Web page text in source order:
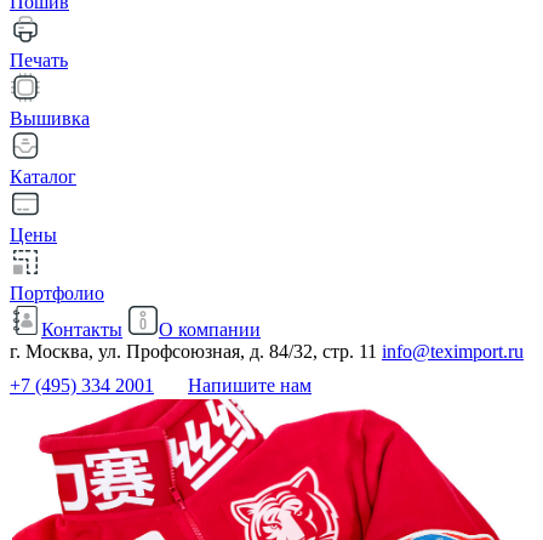
Печать
Вышивка
Каталог
Цены
Портфолио
Контакты
О компании
г. Москва, ул. Профсоюзная, д. 84/32, стр. 11 info@teximport.ru
+7 (495) 334 2001
Напишите нам